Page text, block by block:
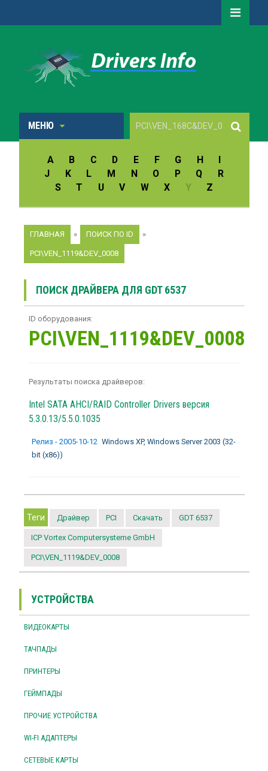
МЕНЮ
A B C D E F G H
I
J
K L M N O P Q
R
S
T U V W X Y Z
ГЛАВНАЯ » ПОИСК ПО ID »
PCI\VEN_1119&DEV_0008
ПОИСК ДРАЙВЕРА ДЛЯ GDT 6537
ID оборудования:
PCI\VEN_1119&DEV_0008
Результаты поиска драйверов:
Intel SATA AHCI/RAID Controller Drivers версия
5.3.0.13/5.5.0.1035
Релиз - 2005-10-12 Windows XP, Windows Server 2003 (32-
bit (x86))
Теги Драйвер PCI Скачать GDT 6537
ICP Vortex Computersysteme GmbH
PCI\VEN_1119&DEV_0008
УСТРОЙСТВА
ВИДЕОКАРТЫ
ТАЧПАДЫ
ПРИНТЕРЫ
ГЕЙМПАДЫ
ПРОЧИЕ УСТРОЙСТВА
WI-FI АДАПТЕРЫ
СЕТЕВЫЕ КАРТЫ